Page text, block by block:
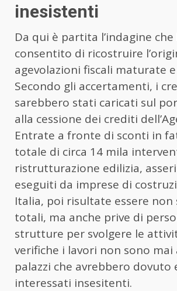
inesistenti
Da qui è partita l’indagine che
consentito di ricostruire
agevolazioni fiscali maturate
Secondo gli accertamenti, i
sarebbero stati caricati sul
alla cessione dei crediti
Entrate a fronte di sconti in
totale di circa 14 mila
ristrutturazione edilizia,
eseguiti da imprese di
Italia, poi risultate essere non
totali, ma anche prive di
strutture per svolgere le
verifiche i lavori non sono mai
palazzi che avrebbero dovuto
interessati insesitenti.